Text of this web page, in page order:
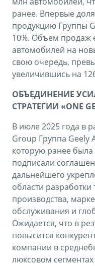
ранее. Впервые
продукцию Группы
10%. Объем продаж
автомобилей на
свою очередь,
увеличившись на
ОБЪЕДИНЕНИЕ
СТРАТЕГИИ «ONE
В июле 2025 года в
Group Группа Geely
которую ранее была
подписали
дальнейшего
области разработки
производства,
обслуживания и
Ожидается, что в
повысится
компании в
люксовом